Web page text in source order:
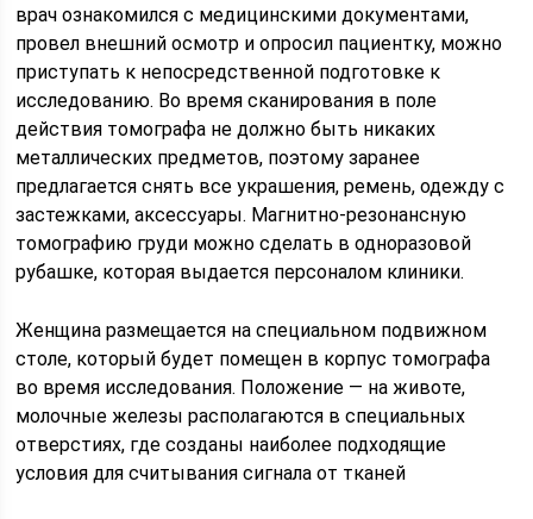
врач ознакомился с медицинскими документами,
провел внешний осмотр и опросил пациентку, можно
приступать к непосредственной подготовке к
исследованию. Во время сканирования в поле
действия томографа не должно быть никаких
металлических предметов, поэтому заранее
предлагается снять все украшения, ремень, одежду с
застежками, аксессуары. Магнитно-резонансную
томографию груди можно сделать в одноразовой
рубашке, которая выдается персоналом клиники.
Женщина размещается на специальном подвижном
столе, который будет помещен в корпус томографа
во время исследования. Положение — на животе,
молочные железы располагаются в специальных
отверстиях, где созданы наиболее подходящие
условия для считывания сигнала от тканей